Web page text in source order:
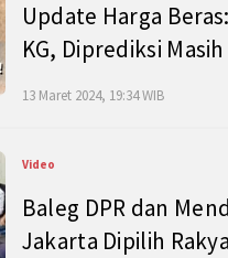
Update Harga
KG, Diprediksi
13 Maret 2024, 19:34 WIB
Video
Baleg DPR dan
Jakarta Dipilih